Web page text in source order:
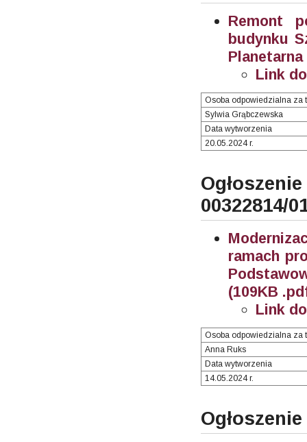
Remont
budynku
Link
Osoba odpowiedzialna za
Sylwia Grąbczewska
Data wytworzenia
20.05.2024 r.
00322814/
ramach
(109KB
Link
Osoba odpowiedzialna za
Anna Ruks
Data wytworzenia
14.05.2024 r.